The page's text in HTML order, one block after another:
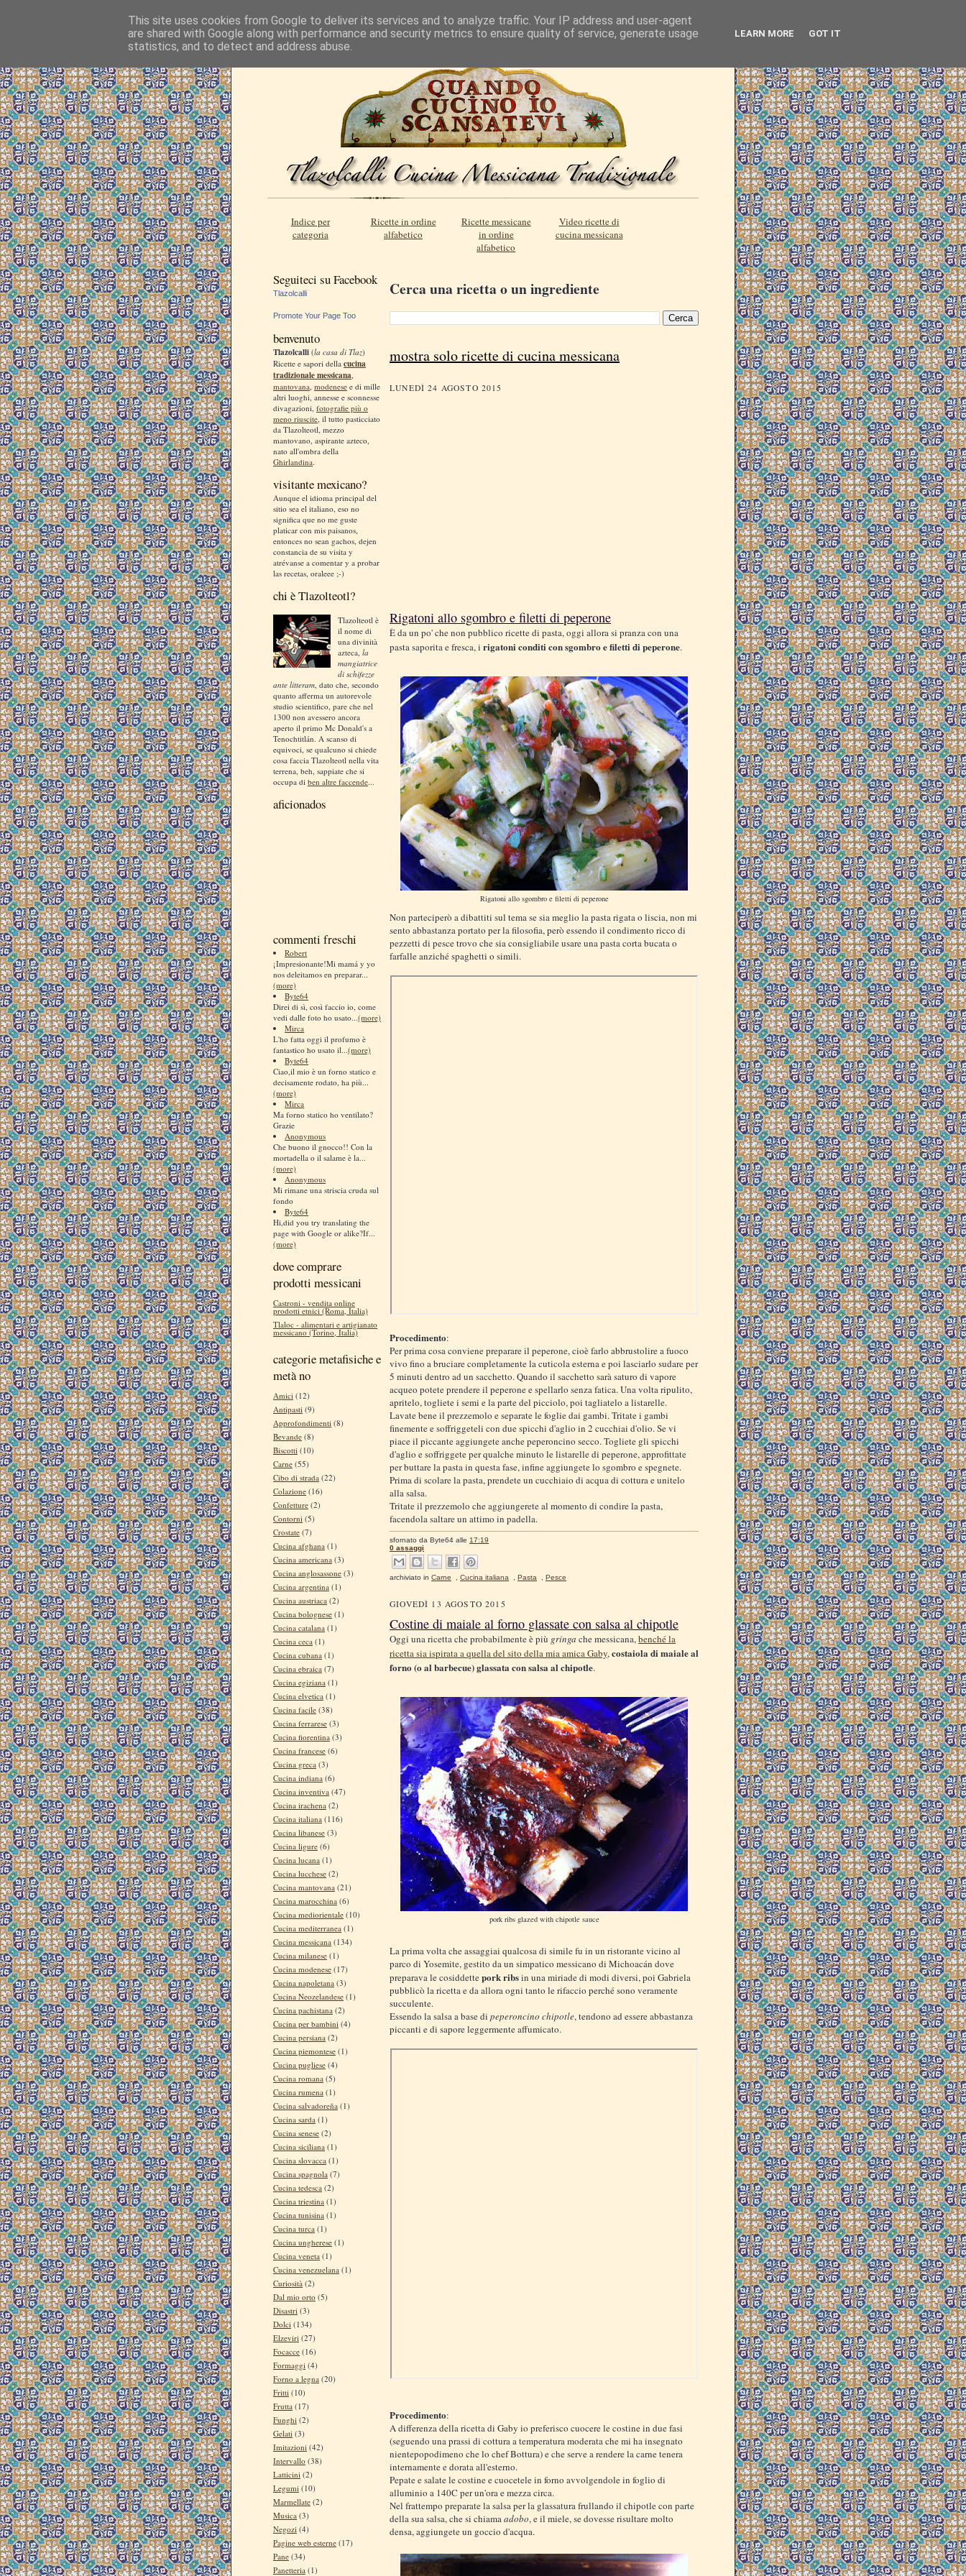
Indice per
categoria
Ricette in ordine
alfabetico
Ricette messicane
in ordine
alfabetico
Video ricette di
cucina messicana
Seguiteci su Facebook
Tlazolcalli
Promote Your Page Too
benvenuto
Tlazolcalli (la casa di Tlaz)
Ricette e sapori della cucina
tradizionale messicana
mantovana modenese e di mille
altri luoghi, annesse e sconnesse
divagazioni, fotografie più o
meno riuscite , il tutto pasticciato
da Tlazolteotl, mezzo
mantovano, aspirante azteco,
nato all'ombra della
Ghirlandina.
visitante mexicano?
Aunque el idioma principal del
sitio sea el italiano, eso no
significa que no me guste
platicar con mis paisanos,
entonces no sean gachos, dejen
constancia de su visita y
atrévanse a comentar y a probar
las recetas, oraleee ;-)
chi è Tlazolteotl?
Tlazolteotl è
il nome di
una divinità
azteca, la
mangiatrice
di schifezze
ante litteram , dato che, secondo
quanto afferma un autorevole
studio scientifico, pare che nel
1300 non avessero ancora
aperto il primo Mc Donald's a
Tenochtitlán. A scanso di
equivoci, se qualcuno si chiede
cosa faccia Tlazolteotl nella vita
terrena, beh, sappiate che si
occupa di ben altre faccende...
aficionados
commenti freschi
Robert
¡Impresionante!Mi mamá y yo
nos deleitamos en preparar...
(more)
Byte64
Direi di sì, così faccio io, come
vedi dalle foto ho usato...(more)
Mirca
L'ho fatta oggi il profumo è
fantastico ho usato il...(more)
Byte64
Ciao,il mio è un forno statico e
decisamente rodato, ha più...
(more)
Mirca
Ma forno statico ho ventilato?
Grazie
Anonymous
Che buono il gnocco!! Con la
mortadella o il salame è la...
(more)
Anonymous
Mi rimane una striscia cruda sul
fondo
Byte64
Hi,did you try translating the
page with Google or alike?If...
(more)
dove comprare
prodotti messicani
Castroni - vendita online
prodotti etnici (Roma, Italia)
Tlaloc - alimentari e artigianato
messicano (Torino, Italia)
categorie metafisiche e
metà no
Amici (12)
Antipasti (9)
Approfondimenti (8)
Bevande (8)
Biscotti (10)
Carne (55)
Cibo di strada (22)
Colazione (16)
Confetture (2)
Contorni (5)
Crostate (7)
Cucina afghana (1)
Cucina americana (3)
Cucina anglosassone (3)
Cucina argentina (1)
Cucina austriaca (2)
Cucina bolognese (1)
Cucina catalana (1)
Cucina ceca (1)
Cucina cubana (1)
Cucina ebraica (7)
Cucina egiziana (1)
Cucina elvetica (1)
Cucina facile (38)
Cucina ferrarese (3)
Cucina fiorentina (3)
Cucina francese (6)
Cucina greca (3)
Cucina indiana (6)
Cucina inventiva (47)
Cucina irachena (2)
Cucina italiana (116)
Cucina libanese (3)
Cucina ligure (6)
Cucina lucana (1)
Cucina lucchese (2)
Cucina mantovana (21)
Cucina marocchina (6)
Cucina mediorientale (10)
Cucina mediterranea (1)
Cucina messicana (134)
Cucina milanese (1)
Cucina modenese (17)
Cucina napoletana (3)
Cucina Neozelandese (1)
Cucina pachistana (2)
Cucina per bambini (4)
Cucina persiana (2)
Cucina piemontese (1)
Cucina pugliese (4)
Cucina romana (5)
Cucina rumena (1)
Cucina salvadoreña (1)
Cucina sarda (1)
Cucina senese (2)
Cucina siciliana (1)
Cucina slovacca (1)
Cucina spagnola (7)
Cucina tedesca (2)
Cucina triestina (1)
Cucina tunisina (1)
Cucina turca (1)
Cucina ungherese (1)
Cucina veneta (1)
Cucina venezuelana (1)
Curiosità (2)
Dal mio orto (5)
Disastri (3)
Dolci (134)
Elzeviri (27)
Focacce (16)
Formaggi (4)
Forno a legna (20)
Fritti (10)
Frutta (17)
Funghi (2)
Gelati (3)
Imitazioni (42)
Intervallo (38)
Latticini (2)
Legumi (10)
Marmellate (2)
Musica (3)
Negozi (4)
Pagine web esterne (17)
Pane (34)
Panetteria (1)
Cerca una ricetta o un ingrediente
mostra solo ricette di cucina messicana
LUNEDÌ 24 AGOSTO 2015
Rigatoni allo sgombro e filetti di peperone
È da un po' che non pubblico ricette di pasta, oggi allora si pranza con una
pasta saporita e fresca, i rigatoni conditi con sgombro e filetti di peperone.
Rigatoni allo sgombro e filetti di peperone
Non parteciperò a dibattiti sul tema se sia meglio la pasta rigata o liscia, non mi
sento abbastanza portato per la filosofia, però essendo il condimento ricco di
pezzetti di pesce trovo che sia consigliabile usare una pasta corta bucata o
farfalle anziché spaghetti o simili.
Procedimento:
Per prima cosa conviene preparare il peperone, cioè farlo abbrustolire a fuoco
vivo fino a bruciare completamente la cuticola esterna e poi lasciarlo sudare per
5 minuti dentro ad un sacchetto. Quando il sacchetto sarà saturo di vapore
acqueo potete prendere il peperone e spellarlo senza fatica. Una volta ripulito,
apritelo, togliete i semi e la parte del picciolo, poi tagliatelo a listarelle.
Lavate bene il prezzemolo e separate le foglie dai gambi. Tritate i gambi
finemente e soffriggeteli con due spicchi d'aglio in 2 cucchiai d'olio. Se vi
piace il piccante aggiungete anche peperoncino secco. Togliete gli spicchi
d'aglio e soffriggete per qualche minuto le listarelle di peperone, approfittate
per buttare la pasta in questa fase, infine aggiungete lo sgombro e spegnete.
Prima di scolare la pasta, prendete un cucchiaio di acqua di cottura e unitelo
alla salsa.
Tritate il prezzemolo che aggiungerete al momento di condire la pasta,
facendola saltare un attimo in padella.
sfornato da Byte64 alle 17:19
0 assaggi
archiviato in Carne Cucina italiana Pasta Pesce
GIOVEDÌ 13 AGOSTO 2015
Costine di maiale al forno glassate con salsa al chipotle
Oggi una ricetta che probabilmente è più gringa che messicana,benché la
ricetta sia ispirata a quella del sito della mia amica Gaby,costaiola di maiale al
forno (o al barbecue) glassata con salsa al chipotle.
pork ribs glazed with chipotle sauce
La prima volta che assaggiai qualcosa di simile fu in un ristorante vicino al
parco di Yosemite, gestito da un simpatico messicano di Michoacán dove
preparava le cosiddettepork ribsin una miriade di modi diversi, poi Gabriela
pubblicò la ricetta e da allora ogni tanto le rifaccio perché sono veramente
succulente.
Essendo la salsa a base di peperoncino chipotle, tendono ad essere abbastanza
piccanti e di sapore leggermente affumicato.
Procedimento:
A differenza della ricetta di Gaby io preferisco cuocere le costine in due fasi
(seguendo una prassi di cottura a temperatura moderata che mi ha insegnato
nientepopodimeno che lo chef Bottura) e che serve a rendere la carne tenera
internamente e dorata all'esterno.
Pepate e salate le costine e cuocetele in forno avvolgendole in foglio di
alluminio a 140C per un'ora e mezza circa.
Nel frattempo preparate la salsa per la glassatura frullando il chipotle con parte
della sua salsa, che si chiamaadobo, e il miele, se dovesse risultare molto
densa, aggiungete un goccio d'acqua.
This site uses cookies from Google to deliver its services and to analyze traffic. Your IP address and user-agent
are shared with Google along with performance and security metrics to ensure quality of service, generate usage
statistics, and to detect and address abuse.
LEARN MORE GOT IT